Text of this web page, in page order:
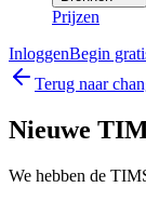
Prijzen
InloggenBegin
Terug naar
Nieuwe
We hebben de